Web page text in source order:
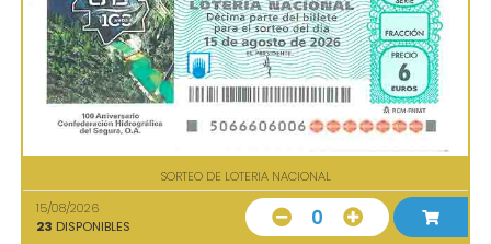
SORTEO DE LOTERIA NACIONAL
15/08/2026
23 DISPONIBLES 0